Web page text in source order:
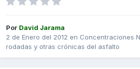
Por David Jarama
2 de Enero del 2012 en Concentraciones
rodadas y otras crónicas del asfalto